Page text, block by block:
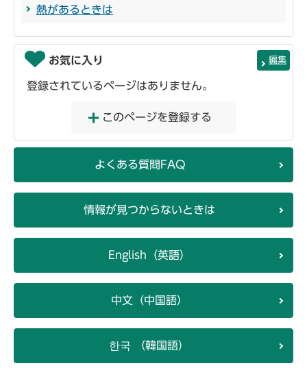
熱があるときは
お気に入り 編集
登録されているページはありません。
このページを登録する
よくある質問FAQ
情報が見つからないときは
English（英語）
中文（中国語）
한국 （韓国語）